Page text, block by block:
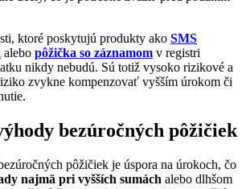
ktoré poskytujú produkty ako SMS
alebo pôžička so záznamom v registri
nikdy nebudú. Sú totiž vysoko rizikové a
zvykne kompenzovať vyšším úrokom či
bezúročných pôžičiek
pôžičiek je úspora na úrokoch, čo
najmä pri vyšších sumách alebo dlhšom